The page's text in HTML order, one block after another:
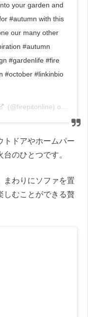
your garden and
#autumn with this
our many other
#autumn
#gardenlife #fire
#october #linkinbio
(@firepitonline) on
トドアやホームパー
のひとつです。
まわりにソファを置
しむことができる贅